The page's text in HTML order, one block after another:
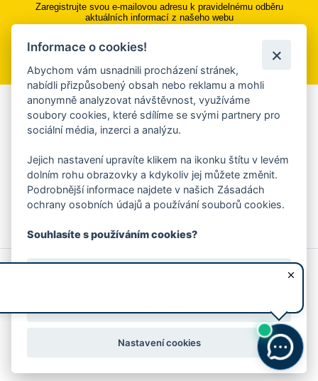
Zaregistrujte svou e-mailovou adresu k pravidelnému odběru
aktuálních informací z našeho webu
Přihlásit se k odběru
Aplikace Mobilní rozhlas
Chcete dostávat do svého mobilu či mailu upozornění na
ankety, pozvánky na kulturní a sportovní akce?
Více informací o aplikaci
© 2026 Magistrát města Zlína
Prohlášení o používání cookies
Informace o cookies!
Abychom vám usnadnili procházení stránek,
nabídli přizpůsobený obsah nebo reklamu a mohli
anonymně analyzovat návštěvnost, využíváme
soubory cookies, které sdílíme se svými partnery pro
sociální média, inzerci a analýzu.
Jejich nastavení upravíte klikem na ikonku štítu v levém
dolním rohu obrazovky a kdykoliv jej můžete změnit.
Podrobnější informace najdete v našich Zásadách
ochrany osobních údajů a používání souborů cookies.
Souhlasíte s používáním cookies?
Nastavení cookies